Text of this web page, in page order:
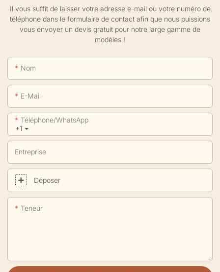
Il vous suffit de laisser votre adresse e-mail ou votre numéro de
téléphone dans le formulaire de contact afin que nous puissions
vous envoyer un devis gratuit pour notre large gamme de
modèles !
Nom
E-Mail
+1
Téléphone/WhatsApp
Entreprise
Déposer
Teneur